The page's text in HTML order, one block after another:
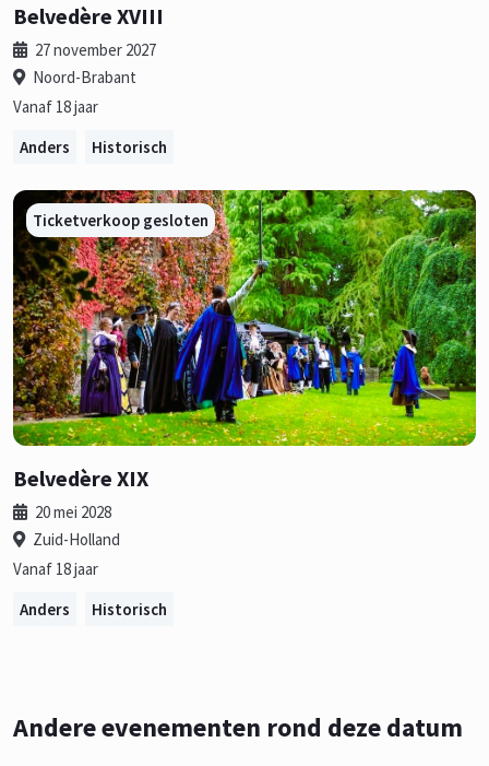
Belvedère XVIII
27 november 2027
Noord-Brabant
Vanaf 18 jaar
Anders
Historisch
Ticketverkoop gesloten
Belvedère XIX
20 mei 2028
Zuid-Holland
Vanaf 18 jaar
Anders
Historisch
Andere evenementen rond deze datum